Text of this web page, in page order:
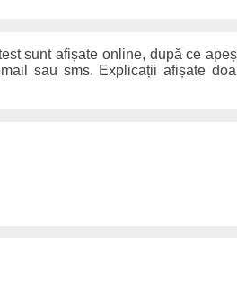
sunt afișate online, după ce
sau sms. Explicații afișate